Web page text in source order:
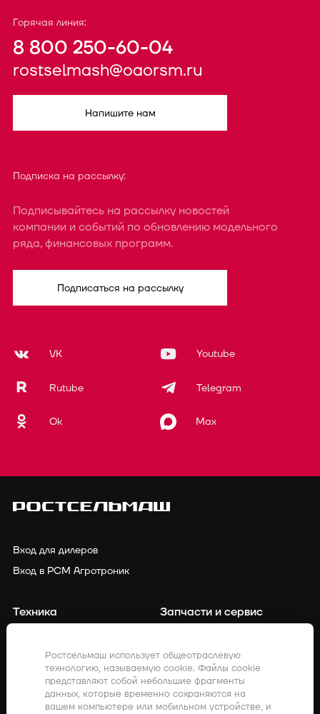
Горячая линия:
8 800 250-60-04
rostselmash@oaorsm.ru
Напишите нам
Подписка на рассылку:
Подписывайтесь на рассылку новостей
компании и событий по обновлению модельного
ряда, финансовых программ.
Подписаться на рассылку
VK Youtube
Rutube Telegram
Ok Max
Вход для дилеров
Вход в РСМ Агротроник
Техника
Точное земледелие
Закупки
Запчасти и сервис
Клиенты о нас
Акции
Ростсельмаш использует общеотраслевую
технологию, называемую cookie. Файлы cookie
представляют собой небольшие фрагменты
данных, которые временно сохраняются на
вашем компьютере или мобильном устройстве, и